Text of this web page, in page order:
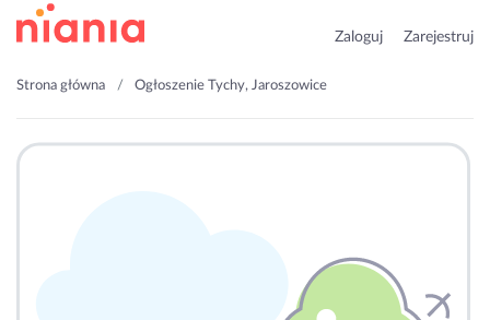
Zaloguj Zarejestruj
Strona główna Ogłoszenie Tychy, Jaroszowice